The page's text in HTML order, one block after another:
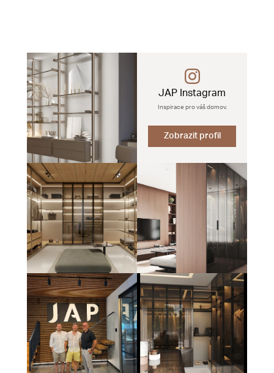
JAP Instagram
Inspirace pro váš domov.
Zobrazit profil